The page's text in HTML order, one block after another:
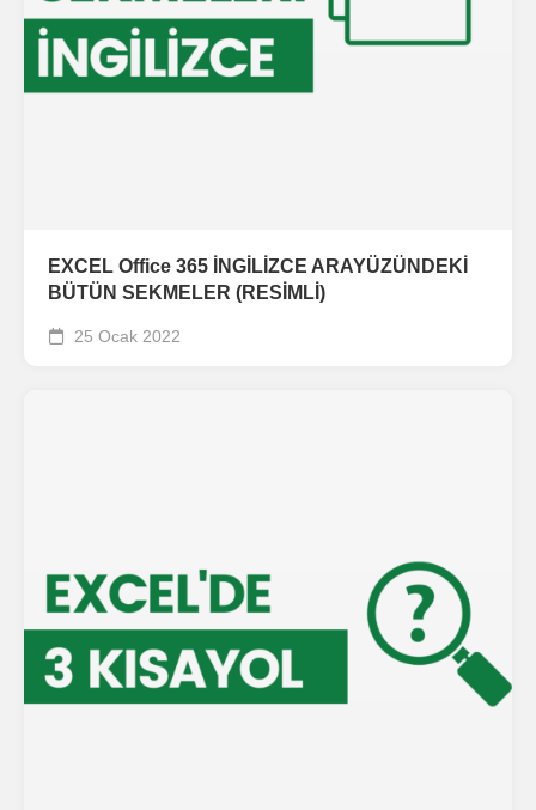
EXCEL Office 365 İNGİLİZCE ARAYÜZÜNDEKİ
BÜTÜN SEKMELER (RESİMLİ)
25 Ocak 2022